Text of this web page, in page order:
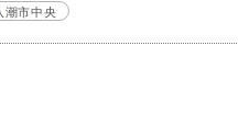
潮市中央